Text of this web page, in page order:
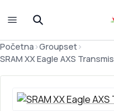
Početna >Groupset>
SRAM XX Eagle AXS